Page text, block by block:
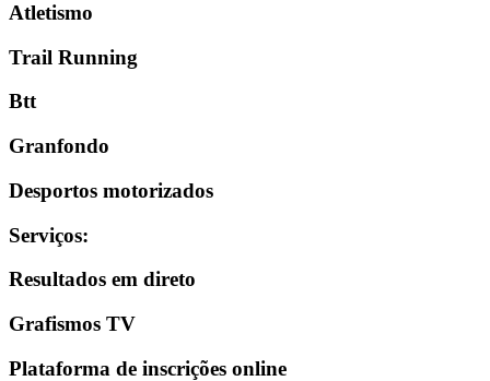
Atletismo
Trail Running
Btt
Granfondo
Desportos motorizados
Serviços:
Resultados em direto
Grafismos TV
Plataforma de inscrições online